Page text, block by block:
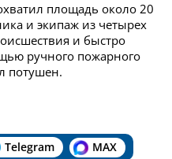
площадь около 20
и экипаж из четырех
и быстро
ручного пожарного
потушен.
Telegram MAX